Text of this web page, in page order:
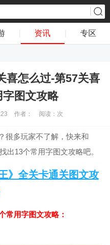
资讯 专区
喜怎么过-第57关喜
图文攻略
作者： 阅读： 次
很多玩家不了解，快来和
出13个常用字图文攻略吧。
》全关卡通关图文攻
常用字图文攻略：